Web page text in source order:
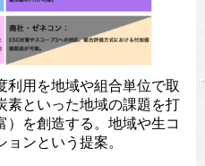
利用を地域や組合単位で取
素といった地域の課題を打
）を創造する。地域や生コ
ンという提案。